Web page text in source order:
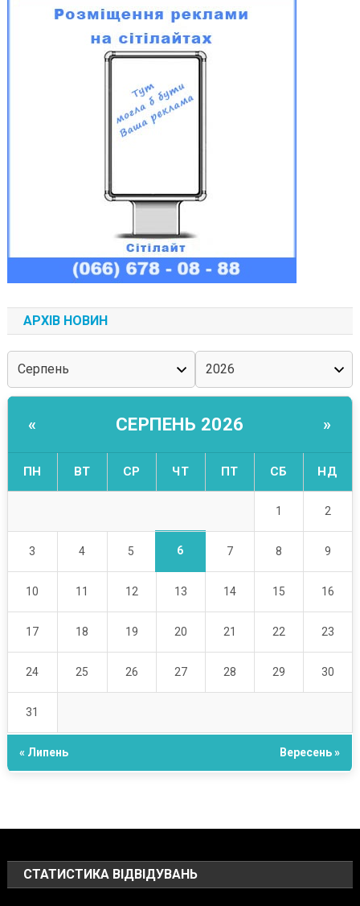
АРХІВ НОВИН
« СЕРПЕНЬ 2026 »
ПН ВТ СР ЧТ ПТ СБ НД
1 2
3 4 5 6 7 8 9
10 11 12 13 14 15 16
17 18 19 20 21 22 23
24 25 26 27 28 29 30
31
« Липень Вересень »
СТАТИСТИКА ВІДВІДУВАНЬ